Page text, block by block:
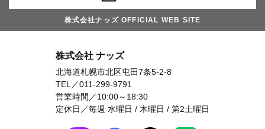
株式会社ナッズ OFFICIAL WEB SITE
株式会社 ナッズ
北海道札幌市北区屯田7条5-2-8
TEL／011-299-9791
営業時間／10:00～18:30
定休日／毎週 水曜日 / 木曜日 / 第2土曜日